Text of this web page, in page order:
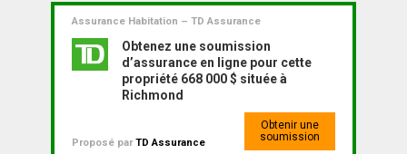
Assurance Habitation – TD Assurance
Obtenez une soumission
d’assurance en ligne pour cette
propriété 668 000 $ située à
Richmond
Proposé parTD Assurance
Obtenir une
soumission